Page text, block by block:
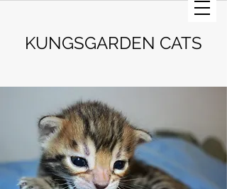
KUNGSGARDEN CATS